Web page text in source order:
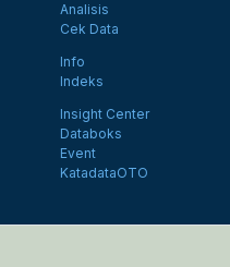
Analisis
Cek Data
Info
Indeks
Insight Center
Databoks
Event
KatadataOTO